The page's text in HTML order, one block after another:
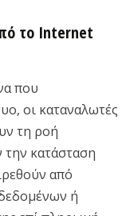
το Internet
που
οι καταναλωτές
τη ροή
κατάσταση
από
ή